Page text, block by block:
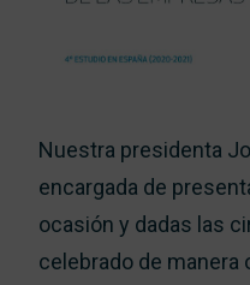
Nuestra presidenta
encargada de
ocasión y dadas las
celebrado de manera